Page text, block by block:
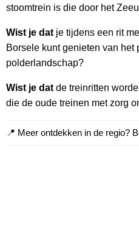
stoomtrein is die door het
Wist je dat je tijdens een rit
Borsele kunt genieten van het
polderlandschap?
Wist je dat de treinritten
die de oude treinen met zorg
📍 Meer ontdekken in de regio?